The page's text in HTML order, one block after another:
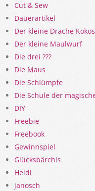
Cut & Sew
Dauerartikel
Der kleine Drache
Der kleine Maulwurf
Die drei ???
Die Maus
Die Schlümpfe
Die Schule der
DIY
Freebie
Freebook
Gewinnspiel
Glücksbärchis
Heidi
janosch